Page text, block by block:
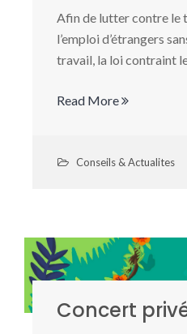
Afin de lutter contre le
l’emploi d’étrangers
travail, la loi contraint
Read More
Conseils & Actualites
Concert